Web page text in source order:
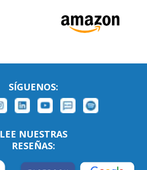
SÍGUENOS:
LEE NUESTRAS
RESEÑAS: